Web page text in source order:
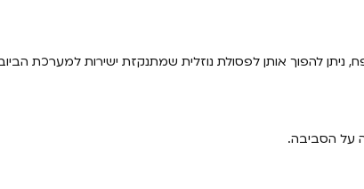
להפוך אותן לפסולת נוזלית שמתנקזת ישירות למערכת
על הסביבה.